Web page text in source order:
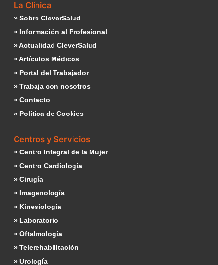
La Clínica
» Sobre CleverSalud
» Información al Profesional
» Actualidad CleverSalud
» Artículos Médicos
» Portal del Trabajador
» Trabaja con nosotros
» Contacto
» Política de Cookies
Centros y Servicios
» Centro Integral de la Mujer
» Centro Cardiología
» Cirugía
» Imagenología
» Kinesiología
» Laboratorio
» Oftalmología
» Telerehabilitación
» Urología